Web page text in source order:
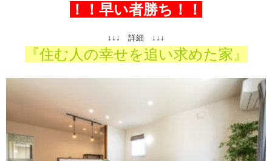
！！早い者勝ち！！
↓↓↓ 詳細 ↓↓↓
『住む人の幸せを追い求めた家』